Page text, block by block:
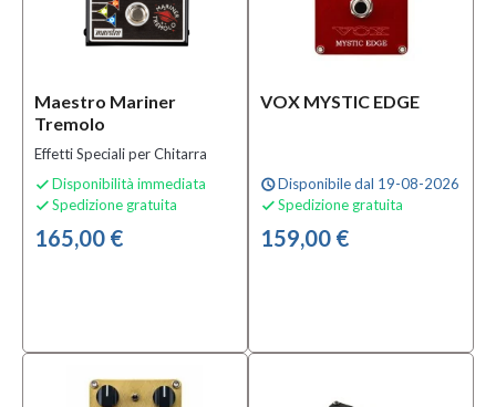
Maestro Mariner
Tremolo
Effetti Speciali per Chitarra
 Disponibilità immediata
 Spedizione gratuita
165,00 €
VOX MYSTIC EDGE
scheduleDisponibile dal 19-08-2026
 Spedizione gratuita
159,00 €